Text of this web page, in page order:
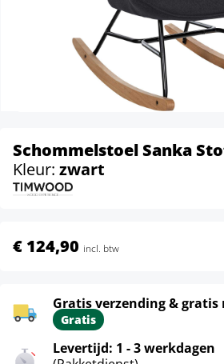
Schommelstoel Sanka
Kleur: zwart
€ 124,90 incl. btw
Gratis verzending &
Gratis
Levertijd: 1 - 3 werkdagen